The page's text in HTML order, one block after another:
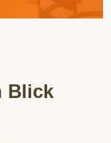
Blick